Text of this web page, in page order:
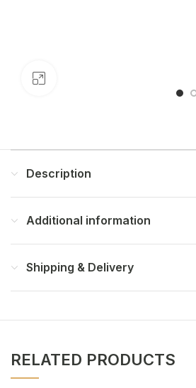
Description
Additional information
Shipping & Delivery
RELATED PRODUCTS